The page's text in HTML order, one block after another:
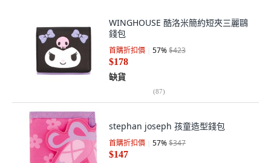
WINGHOUSE 酷洛米簡約短夾三麗鷗
錢包
首購折扣價 57%$423
$178
缺貨
(87)
stephan joseph 孩童造型錢包
首購折扣價 57%$347
$147